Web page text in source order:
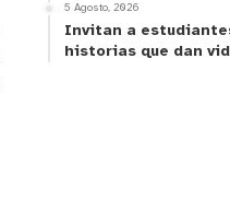
5 Agosto, 2026
Invitan a
historias que dan